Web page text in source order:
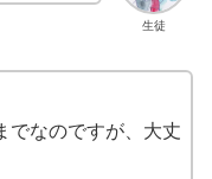
生徒
でなのですが、大丈